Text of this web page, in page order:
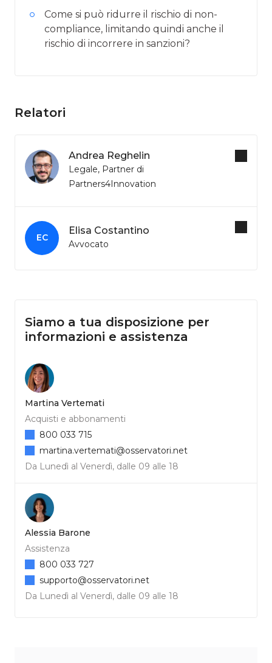
Come si può ridurre il rischio di non-
compliance, limitando quindi anche il
rischio di incorrere in sanzioni?
Relatori
Andrea Reghelin
Legale, Partner di
Partners4Innovation
EC
Elisa Costantino
Avvocato
Siamo a tua disposizione per
informazioni e assistenza
Martina Vertemati
Acquisti e abbonamenti
Da Lunedì al Venerdì, dalle 09 alle 18
800 033 715
martina.vertemati@osservatori.net
Alessia Barone
Assistenza
Da Lunedì al Venerdì, dalle 09 alle 18
800 033 727
supporto@osservatori.net